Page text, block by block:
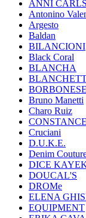
ANNI
Antonino
Argesto
Baldan
BILANCIONI
Black Coral
BLANCHA
BORBONESE
Bruno Manetti
Charo Ruiz
Cruciani
D.U.K.E.
Denim
DICE
DOUCAL'S
DROMe
ELENA
EQUIPMENT